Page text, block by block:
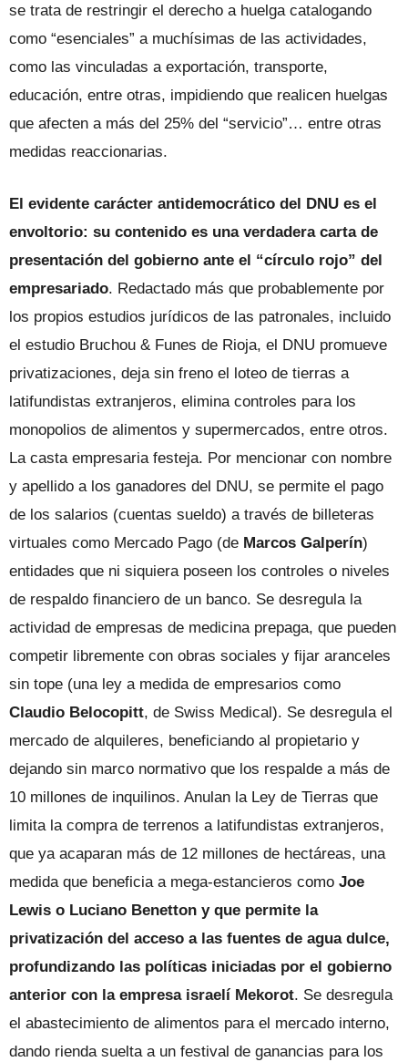
se trata de restringir el derecho a huelga catalogando
como “esenciales” a muchísimas de las actividades,
como las vinculadas a exportación, transporte,
educación, entre otras, impidiendo que realicen huelgas
que afecten a más del 25% del “servicio”… entre otras
medidas reaccionarias.
El evidente carácter antidemocrático del DNU es el
envoltorio: su contenido es una verdadera carta de
presentación del gobierno ante el “círculo rojo” del
empresariado. Redactado más que probablemente por
los propios estudios jurídicos de las patronales, incluido
el estudio Bruchou & Funes de Rioja, el DNU promueve
privatizaciones, deja sin freno el loteo de tierras a
latifundistas extranjeros, elimina controles para los
monopolios de alimentos y supermercados, entre otros.
La casta empresaria festeja. Por mencionar con nombre
y apellido a los ganadores del DNU, se permite el pago
de los salarios (cuentas sueldo) a través de billeteras
virtuales como Mercado Pago (de Marcos Galperín)
entidades que ni siquiera poseen los controles o niveles
de respaldo financiero de un banco. Se desregula la
actividad de empresas de medicina prepaga, que pueden
competir libremente con obras sociales y fijar aranceles
sin tope (una ley a medida de empresarios como
Claudio Belocopitt, de Swiss Medical). Se desregula el
mercado de alquileres, beneficiando al propietario y
dejando sin marco normativo que los respalde a más de
10 millones de inquilinos. Anulan la Ley de Tierras que
limita la compra de terrenos a latifundistas extranjeros,
que ya acaparan más de 12 millones de hectáreas, una
medida que beneficia a mega-estancieros como Joe
Lewis o Luciano Benetton y que permite la
privatización del acceso a las fuentes de agua dulce,
profundizando las políticas iniciadas por el gobierno
anterior con la empresa israelí Mekorot. Se desregula
el abastecimiento de alimentos para el mercado interno,
dando rienda suelta a un festival de ganancias para los